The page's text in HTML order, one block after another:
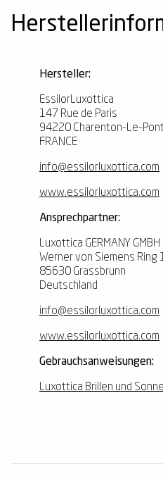
Hersteller:
EssilorLuxottica
147 Rue de Paris
94220 Charenton-Le-Pont
FRANCE
info@essilorluxottica.com
www.essilorluxottica.com
Ansprechpartner:
Luxottica GERMANY GMBH
Werner von Siemens Ring
85630 Grassbrunn
Deutschland
info@essilorluxottica.com
www.essilorluxottica.com
Gebrauchsanweisungen:
Luxottica Brillen und